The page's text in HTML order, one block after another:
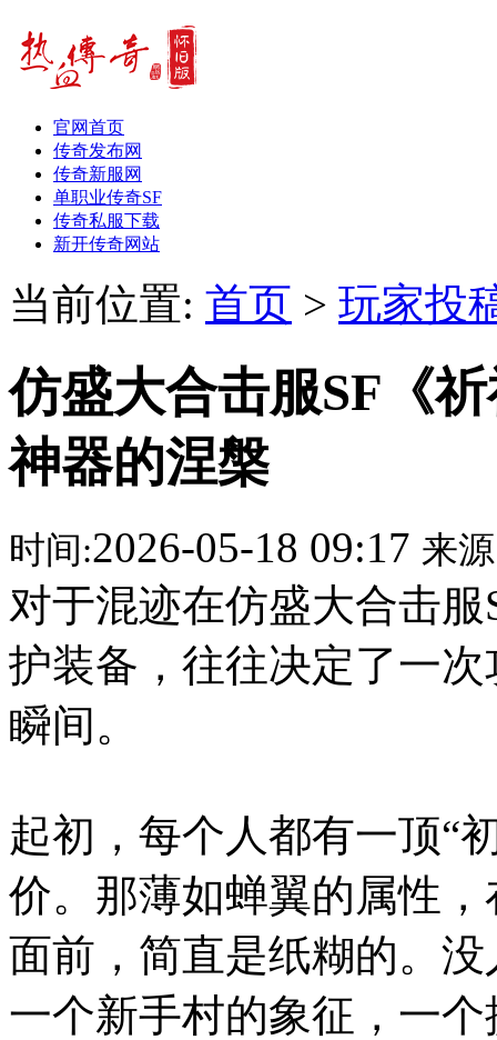
官网首页
传奇发布网
传奇新服网
单职业传奇SF
传奇私服下载
新开传奇网站
当前位置: 首页 > 玩家投
仿盛大合击服SF《
神器的涅槃
时间:2026-05-18 09:17 来
对于混迹在仿盛大合击
护装备，往往决定了一
瞬间。
起初，每个人都有一顶“
价。那薄如蝉翼的属性
面前，简直是纸糊的。
一个新手村的象征，一个